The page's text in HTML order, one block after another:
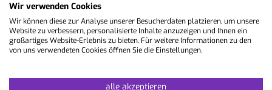
Die Englischprogramme in der Schweiz richten
sich vor allem an Kinder und Jugendliche. Der
Unterricht trainiert Wortschatz, Grammatik,
altersgerecht und praxisnah. Wichtig ist dabei
Wir verwenden Cookies
Wir können diese zur Analyse unserer Besucherdaten platzieren, um unsere
Website zu verbessern, personalisierte Inhalte anzuzeigen und Ihnen ein
großartiges Website-Erlebnis zu bieten. Für weitere Informationen zu den
von uns verwendeten Cookies öffnen Sie die Einstellungen.
alle akzeptieren